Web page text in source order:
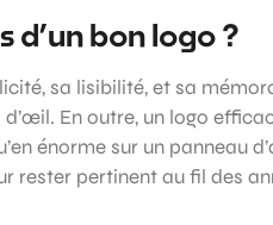
d’un bon logo ?
sa lisibilité, et sa
En outre, un logo
énorme sur un panneau
rester pertinent au fil des